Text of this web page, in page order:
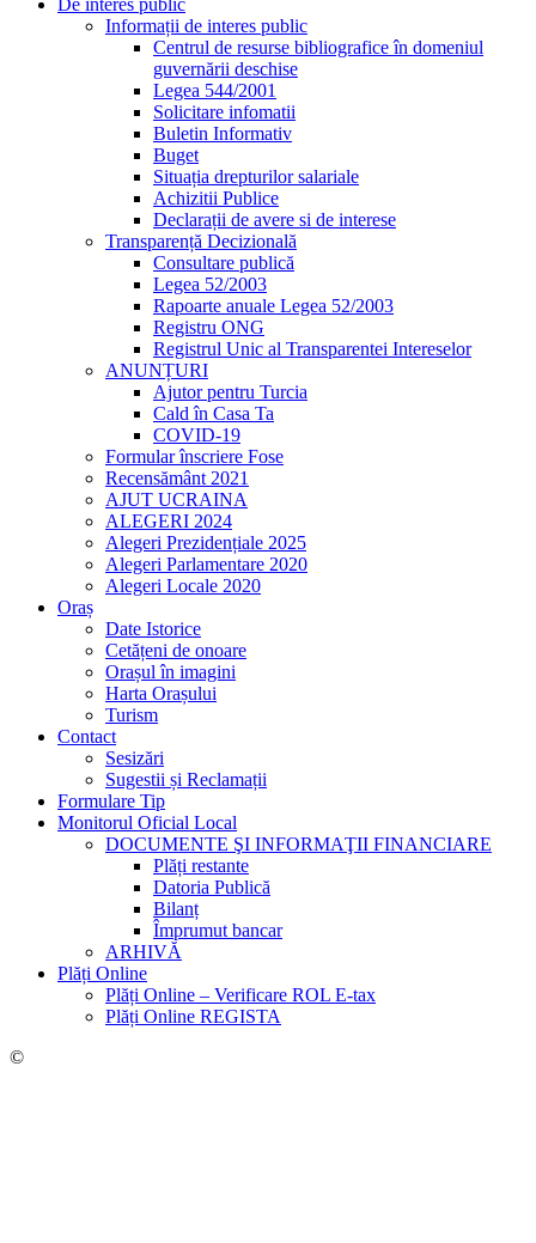
De interes public
Informații de interes public
Centrul de resurse bibliografice în domeniul
guvernării deschise
Legea 544/2001
Solicitare infomatii
Buletin Informativ
Buget
Situația drepturilor salariale
Achizitii Publice
Declarații de avere si de interese
Transparență Decizională
Consultare publică
Legea 52/2003
Rapoarte anuale Legea 52/2003
Registru ONG
Registrul Unic al Transparentei Intereselor
ANUNȚURI
Ajutor pentru Turcia
Cald în Casa Ta
COVID-19
Formular înscriere Fose
Recensământ 2021
AJUT UCRAINA
ALEGERI 2024
Alegeri Prezidențiale 2025
Alegeri Parlamentare 2020
Alegeri Locale 2020
Oraș
Date Istorice
Cetățeni de onoare
Orașul în imagini
Harta Orașului
Turism
Contact
Sesizări
Sugestii și Reclamații
Formulare Tip
Monitorul Oficial Local
DOCUMENTE ŞI INFORMAŢII FINANCIARE
Plăți restante
Datoria Publică
Bilanț
Împrumut bancar
ARHIVĂ
Plăți Online
Plăți Online – Verificare ROL E-tax
Plăți Online REGISTA
©